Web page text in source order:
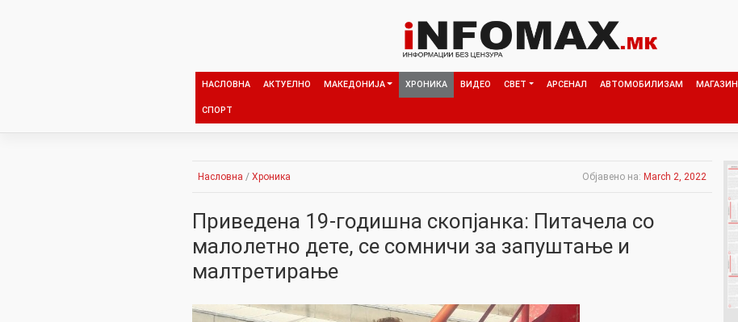
НАСЛОВНА АКТУЕЛНО МАКЕДОНИЈА ХРОНИКА ВИДЕО СВЕТ АРСЕНАЛ АВТОМОБИЛИЗАМ МАГАЗИН
СПОРТ
Насловна / Хроника Објавено на: March 2, 2022
Приведена 19-годишна скопјанка: Питачела со
малолетно дете, се сомничи за запуштање и
малтретирање